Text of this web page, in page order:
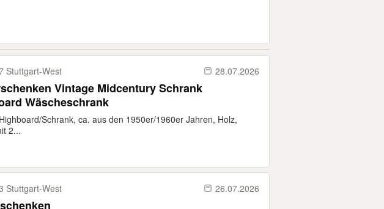
Stuttgart-​West 28.07.2026
Vintage Midcentury Schrank
Wäscheschrank
Schrank, ca. aus den 1950er/1960er Jahren, Holz,
2...
Stuttgart-​West 26.07.2026